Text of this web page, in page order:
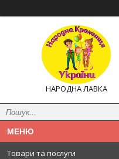
НАРОДНА ЛАВКА
Товари та послуги